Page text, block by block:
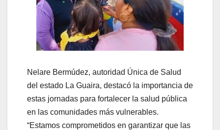
Nelare Bermúdez, autoridad Única de Salud
del estado La Guaira, destacó la importancia de
estas jornadas para fortalecer la salud pública
en las comunidades más vulnerables.
“Estamos comprometidos en garantizar que las